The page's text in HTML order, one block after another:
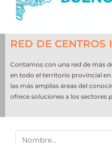
RED DE CENTROS
Contamos con una red de más
en todo el territorio provincial en
las más amplias áreas del
ofrece soluciones a los sectores